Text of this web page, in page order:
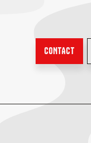
CONTACT